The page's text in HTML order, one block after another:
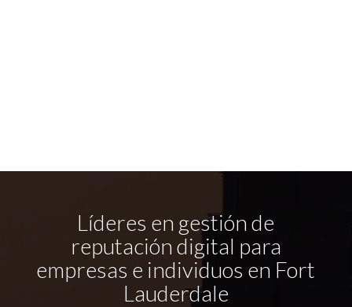
Líderes en gestión de
reputación digital para
empresas e individuos en Fort
Lauderdale